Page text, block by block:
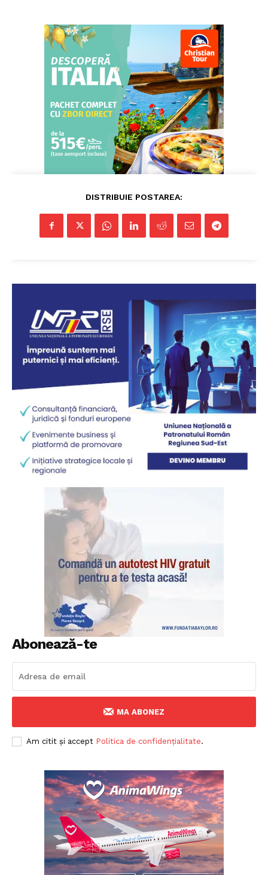
StirileMedia.ro
Despre noi
Contactați-ne
Fii reporter
Politica cookie-uri
Politica de Confidențialitate
Publicitate
DISTRIBUIE POSTAREA:
Abonează-te
MA ABONEZ
Am citit și accept Politica de confidențialitate.